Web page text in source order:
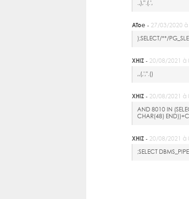
.,),".(.',
AToe - 27/03/2020 à
);SELECT/**/
XHiZ - 20/08/2021 à
,,(,',".()
XHiZ - 20/08/2021 à
AND 8010 IN
CHAR(48)
XHiZ - 20/08/2021 à
;SELECT